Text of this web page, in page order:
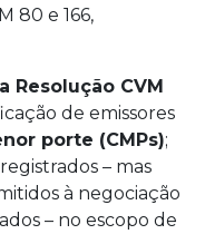
80 e 166,
Resolução CVM
de emissores
porte (CMPs);
– mas
à negociação
– no escopo de